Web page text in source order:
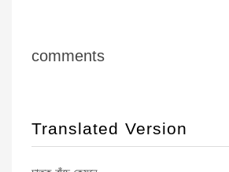
comments
Translated Version